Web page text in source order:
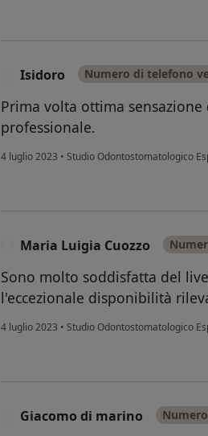
Isidoro Numero di telefono
Prima volta ottima
professionale.
4 luglio 2023 • Studio Odontostomatologico
Maria Luigia Cuozzo
Sono molto soddisfatta del
l'eccezionale disponibilità
4 luglio 2023 • Studio Odontostomatologico
Giacomo di marino